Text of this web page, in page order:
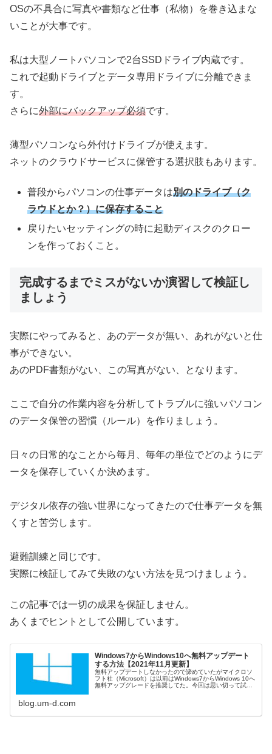
OSの不具合に写真や書類など仕事（私物）を巻き込まな
いことが大事です。
私は大型ノートパソコンで2台SSDドライブ内蔵です。
これで起動ドライブとデータ専用ドライブに分離できま
す。
さらに外部にバックアップ必須です。
薄型パソコンなら外付けドライブが使えます。
ネットのクラウドサービスに保管する選択肢もあります。
普段からパソコンの仕事データは別のドライブ（ク
ラウドとか？）に保存すること
戻りたいセッティングの時に起動ディスクのクロー
ンを作っておくこと。
完成するまでミスがないか演習して検証し
ましょう
実際にやってみると、あのデータが無い、あれがないと仕
事ができない。
あのPDF書類がない、この写真がない、となります。
ここで自分の作業内容を分析してトラブルに強いパソコン
のデータ保管の習慣（ルール）を作りましょう。
日々の日常的なことから毎月、毎年の単位でどのようにデ
ータを保存していくか決めます。
デジタル依存の強い世界になってきたので仕事データを無
くすと苦労します。
避難訓練と同じです。
実際に検証してみて失敗のない方法を見つけましょう。
この記事では一切の成果を保証しません。
あくまでヒントとして公開しています。
Windows7からWindows10へ無料アップデート
する方法【2021年11月更新】
無料アップデートしなかったので諦めていたがマイクロソ
フト社（Microsoft）は以前はWindows7からWindows 10へ
無料アップグレードを推奨してた。今回は思い切って試し
blog.um-d.com